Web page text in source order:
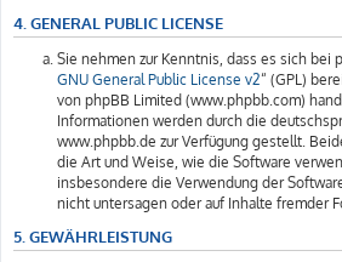
4. GENERAL PUBLIC LICENSE
Sie nehmen zur Kenntnis, dass es sich bei
GNU General Public License v2“ (GPL)
von phpBB Limited (www.phpbb.com)
Informationen werden durch die
www.phpbb.de zur Verfügung gestellt.
die Art und Weise, wie die Software
insbesondere die Verwendung der
nicht untersagen oder auf Inhalte fremder
5. GEWÄHRLEISTUNG